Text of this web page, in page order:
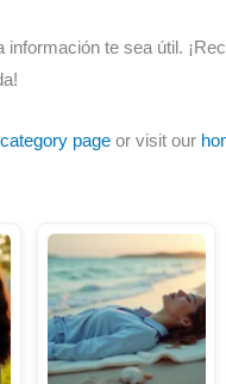
información te sea útil.
category page or visit our